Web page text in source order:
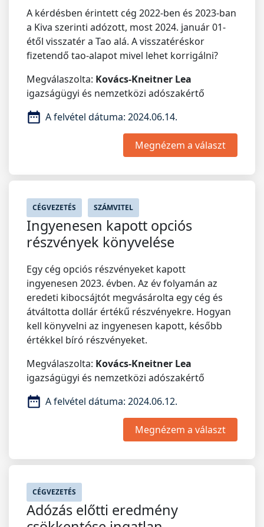
A kérdésben érintett cég 2022-ben és 2023-ban
a Kiva szerinti adózott, most 2024. január 01-
étől visszatér a Tao alá. A visszatéréskor
fizetendő tao-alapot mivel lehet korrigálni?
Megválaszolta: Kovács-Kneitner Lea
igazságügyi és nemzetközi adószakértő
A felvétel dátuma: 2024.06.14.
Megnézem a választ
CÉGVEZETÉS SZÁMVITEL
Ingyenesen kapott opciós
részvények könyvelése
Egy cég opciós részvényeket kapott
ingyenesen 2023. évben. Az év folyamán az
eredeti kibocsájtót megvásárolta egy cég és
átváltotta dollár értékű részvényekre. Hogyan
kell könyvelni az ingyenesen kapott, később
értékkel bíró részvényeket.
Megválaszolta: Kovács-Kneitner Lea
igazságügyi és nemzetközi adószakértő
A felvétel dátuma: 2024.06.12.
Megnézem a választ
CÉGVEZETÉS
Adózás előtti eredmény